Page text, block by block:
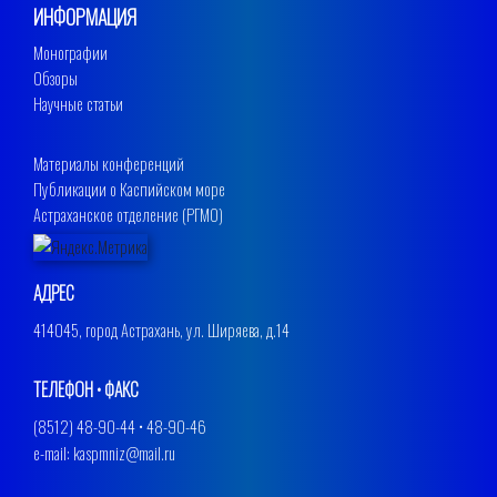
ИНФОРМАЦИЯ
Монографии
Обзоры
Научные статьи
Материалы конференций
Публикации о Каспийском море
Астраханское отделение (РГМО)
АДРЕС
414045, город Астрахань, ул. Ширяева, д.14
ТЕЛЕФОН • ФАКС
(8512) 48-90-44 • 48-90-46
e-mail: kaspmniz@mail.ru